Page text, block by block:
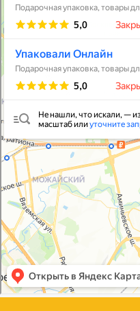
Согласие на обработку
Политика
© 2021-2025, ООО